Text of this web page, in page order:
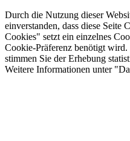
Durch die Nutzung dieser
einverstanden, dass diese
Cookies" setzt ein einzelnes
Cookie-Präferenz benötigt
stimmen Sie der Erhebung
Weitere Informationen unter